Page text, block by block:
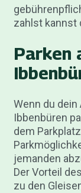
zahlst kannst
Parken
Wenn du
Ibbenbüren
dem
jemanden
Der Vorteil
zu den